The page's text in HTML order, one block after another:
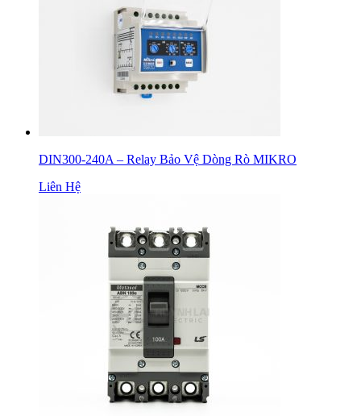
DIN300-240A – Relay Bảo Vệ Dòng Rò MIKRO
Liên Hệ